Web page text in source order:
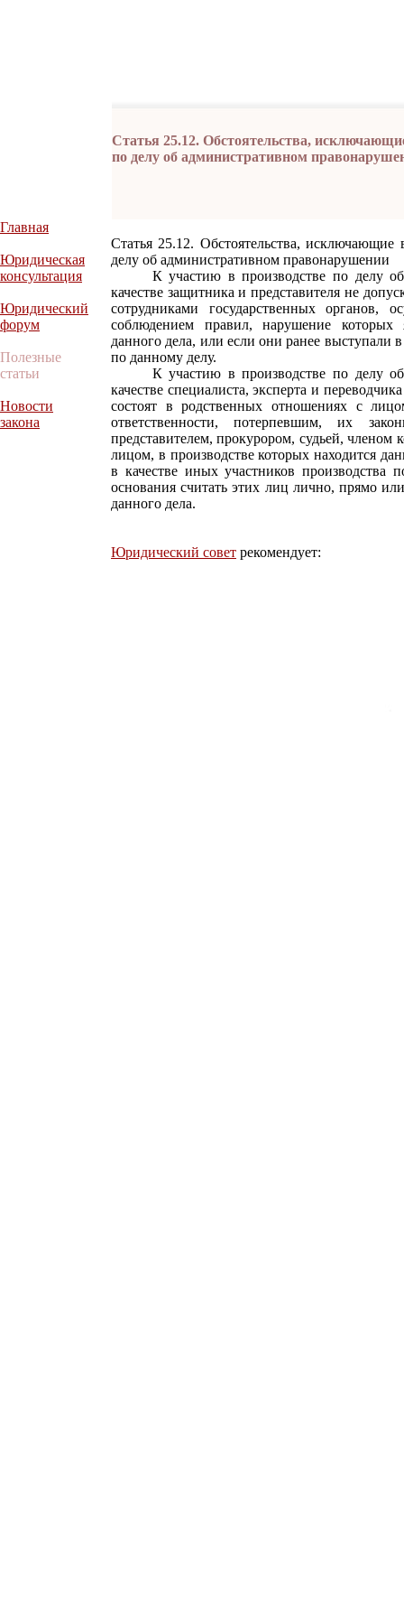
Статья 25.12. Обстоятельства,
по делу об административном
Главная
Юридическая
консультация
Юридический
форум
Полезные
статьи
Новости
закона
Статья 25.12. Обстоятельства, исключающие
делу об административном правонарушении
К участию в производстве по делу об
качестве защитника и представителя не
сотрудниками государственных органов,
соблюдением правил, нарушение которых
данного дела, или если они ранее выступали
по данному делу.
К участию в производстве по делу об
качестве специалиста, эксперта и
состоят в родственных отношениях с
ответственности, потерпевшим, их
представителем, прокурором, судьей, членом
лицом, в производстве которых находится
в качестве иных участников
основания считать этих лиц лично, прямо
данного дела.
Юридический совет рекомендует: